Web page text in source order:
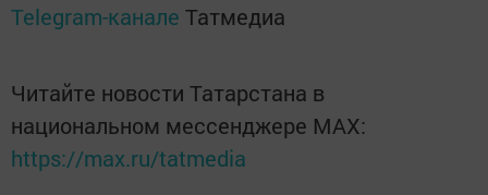
Telegram-канале Татмедиа
Читайте новости Татарстана в
национальном мессенджере MАХ:
https://max.ru/tatmedia